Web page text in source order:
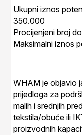
Ukupni iznos
350.000
Procijenjeni broj
Maksimalni iznos
WHAM je objavio
prijedloga za
malih i srednjih
tekstila/obuće ili
proizvodnih